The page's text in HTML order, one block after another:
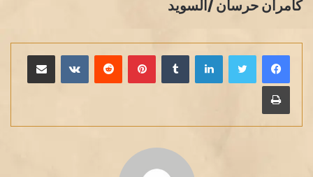
كامران حرسان /السويد
لينكدإن بينتيريست مشاركة عبر البريد
طباعة